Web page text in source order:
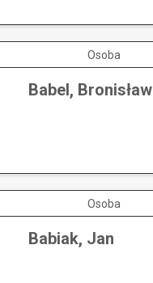
Osoba
Babel, Bronisław
Osoba
Babiak, Jan